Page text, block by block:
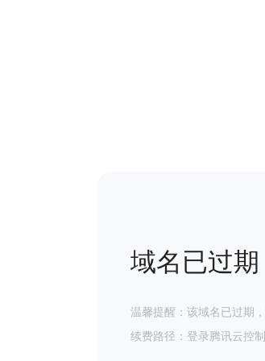
域名已过
温馨提醒：该域名已过期
续费路径：登录腾讯云控